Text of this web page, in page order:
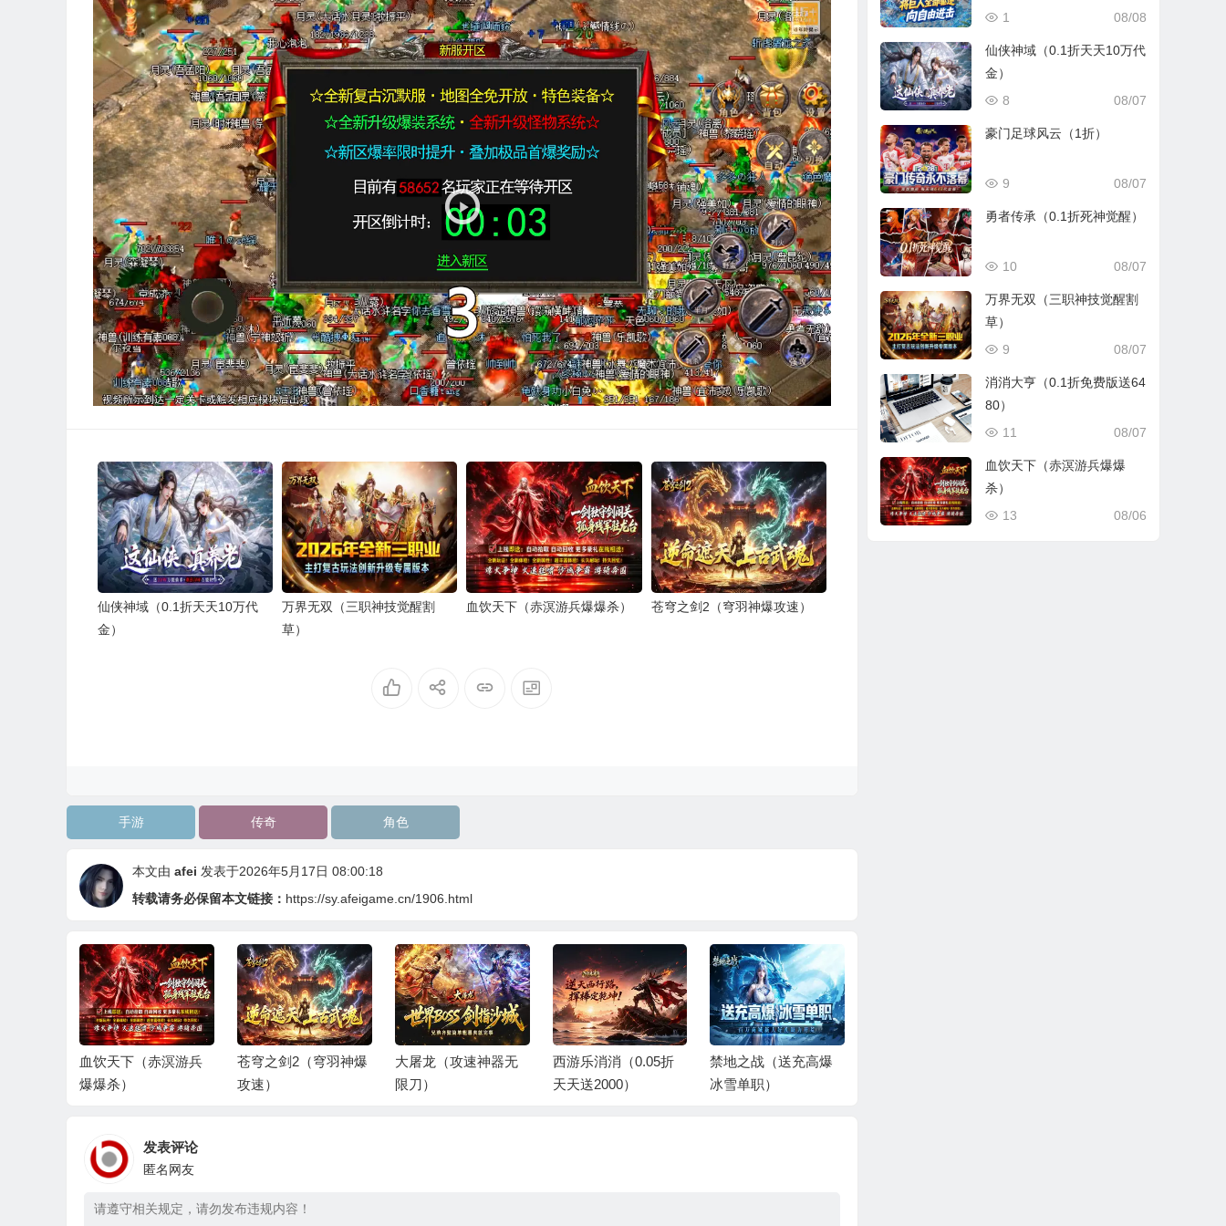
视
频
播
放
器
仙侠神域（0.1折天天10万代
金）
万界无双（三职神技觉醒割
草）
血饮天下（赤溟游兵爆爆杀） 苍穹之剑2（穹羽神爆攻速）
手游 传奇 角色
本文由 afei 发表于2026年5月17日 08:00:18
转载请务必保留本文链接： https://sy.afeigame.cn/1906.html
血饮天下（赤溟游兵
爆爆杀）
苍穹之剑2（穹羽神爆
攻速）
大屠龙（攻速神器无
限刀）
西游乐消消（0.05折
天天送2000）
禁地之战（送充高爆
冰雪单职）
发表评论
匿名网友
08/08
1
仙侠神域（0.1折天天10万代
金）
08/07
8
豪门足球风云（1折）
08/07
9
勇者传承（0.1折死神觉醒）
08/07
10
万界无双（三职神技觉醒割
草）
08/07
9
消消大亨（0.1折免费版送64
80）
08/07
11
血饮天下（赤溟游兵爆爆
杀）
08/06
13